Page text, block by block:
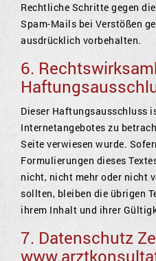
Rechtliche Schritte gegen
Spam-Mails bei Verstößen
ausdrücklich vorbehalten.
6.
Dieser Haftungsausschluss
Internetangebotes zu
Seite verwiesen wurde.
Formulierungen dieses
nicht, nicht mehr oder nicht
sollten, bleiben die übrigen
ihrem Inhalt und ihrer
7. Datenschutz